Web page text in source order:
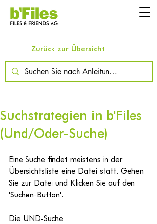
Zurück zur Übersicht
Suchstrategien in b'Files
(Und/Oder-Suche)
Eine Suche findet meistens in der
Übersichtsliste eine Datei statt. Gehen
Sie zur Datei und Klicken Sie auf den
'Suchen-Button'.
Die UND-Suche